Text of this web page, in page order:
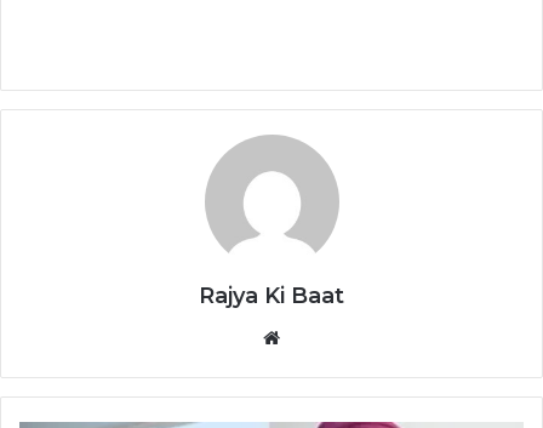
Rajya Ki Baat